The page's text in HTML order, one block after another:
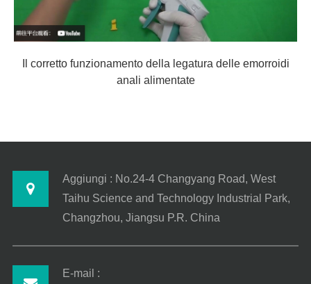
Il corretto funzionamento della legatura delle emorroidi
anali alimentate
Aggiungi : No.24-4 Changyang Road, West
Taihu Science and Technology Industrial Park,
Changzhou, Jiangsu P.R. China
E-mail :